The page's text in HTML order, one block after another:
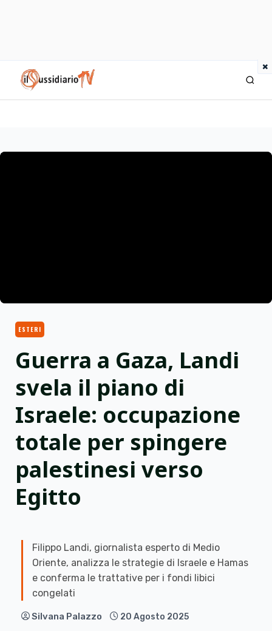
×
IlSussidiario TV
ESTERI
Guerra a Gaza, Landi
svela il piano di
Israele: occupazione
totale per spingere
palestinesi verso
Egitto
Filippo Landi, giornalista esperto di Medio
Oriente, analizza le strategie di Israele e Hamas
e conferma le trattative per i fondi libici
congelati
Silvana Palazzo 20 Agosto 2025